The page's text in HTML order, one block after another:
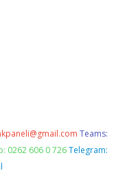
Teams:
0262 606 0 726 Telegram: